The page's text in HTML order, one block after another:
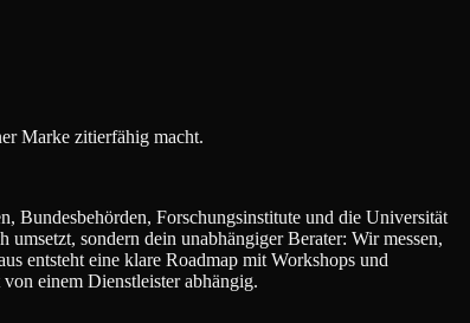
Marke zitierfähig macht.
Bundesbehörden, Forschungsinstitute und die Universität
sondern dein unabhängiger Berater: Wir messen,
entsteht eine klare Roadmap mit Workshops und
einem Dienstleister abhängig.